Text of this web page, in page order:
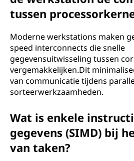
tussen
Moderne werkstations maken
speed interconnects die snelle
gegevensuitwisseling tussen
vergemakkelijken.Dit
van communicatie tijdens
sorteerwerkzaamheden.
Wat is enkele
gegevens (SIMD) bij
van taken?